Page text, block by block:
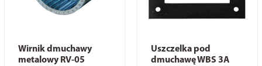
Wirnik dmuchawy
metalowy RV-05
Uszczelka pod
dmuchawę WBS 3A